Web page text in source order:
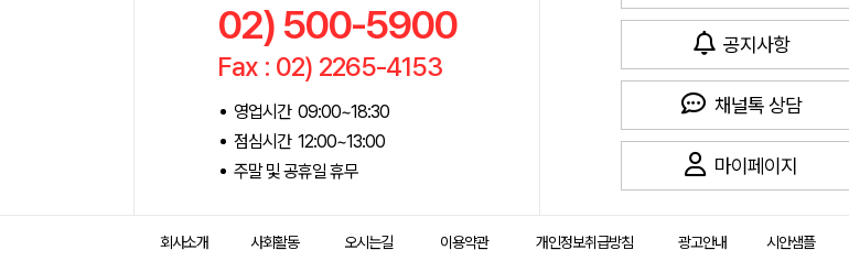
02) 500-5900
Fax : 02) 2265-4153
영업시간 09:00~18:30
점심시간 12:00~13:00
주말 및 공휴일 휴무
공지사항
채널톡 상담
마이페이지
회사소개 사회활동 오시는길 이용약관 개인정보취급방침 광고안내 시안샘플